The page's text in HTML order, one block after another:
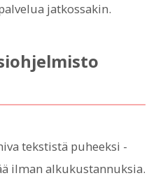
jatkossakin.
tekstistä puheeksi -
ilman alkukustannuksia.